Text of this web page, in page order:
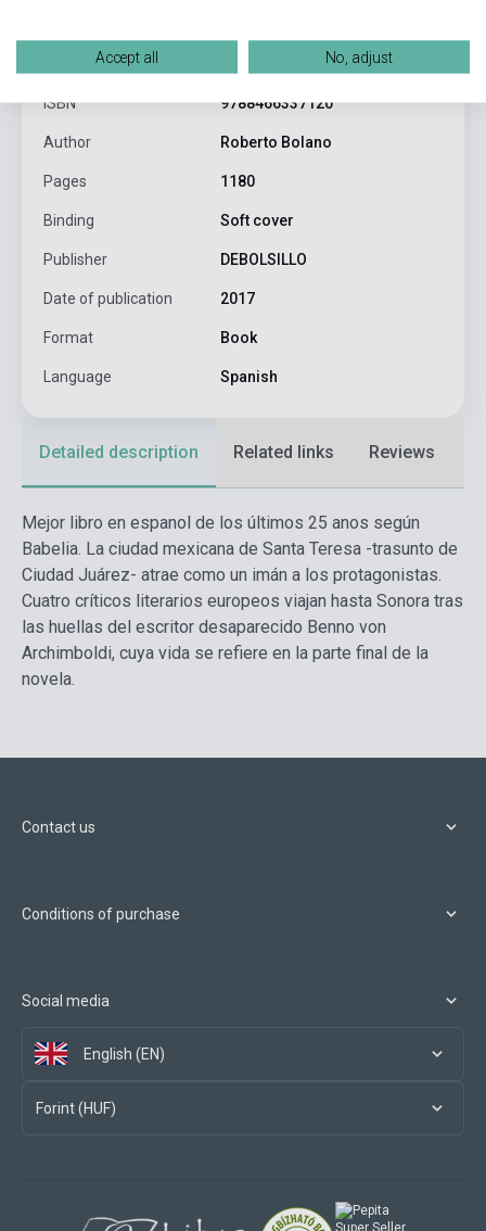
ISBN 9788466337120
Author Roberto Bolano
Pages 1180
Binding Soft cover
Publisher DEBOLSILLO
Date of publication 2017
Format Book
Language Spanish
Detailed description Related links Reviews
Mejor libro en espanol de los últimos 25 anos según
Babelia. La ciudad mexicana de Santa Teresa -trasunto de
Ciudad Juárez- atrae como un imán a los protagonistas.
Cuatro críticos literarios europeos viajan hasta Sonora tras
las huellas del escritor desaparecido Benno von
Archimboldi, cuya vida se refiere en la parte final de la
novela.
Contact us
Conditions of purchase
Social media
English (EN)
Forint (HUF)
Accept all No, adjust